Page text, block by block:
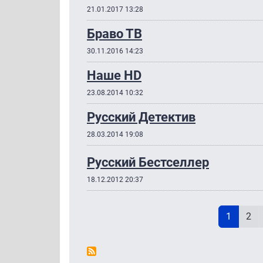
21.01.2017 13:28
Браво ТВ
30.11.2016 14:23
Наше HD
23.08.2014 10:32
Русский Детектив
28.03.2014 19:08
Русский Бестселлер
18.12.2012 20:37
1 2